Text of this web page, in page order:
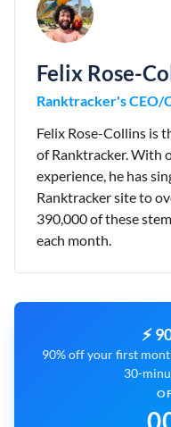
Felix Rose-
Ranktracker's CEO/
Felix Rose-Collins is
of Ranktracker. With
experience, he has
Ranktracker site to
390,000 of these
each month.
⚡
90% off your first
30-